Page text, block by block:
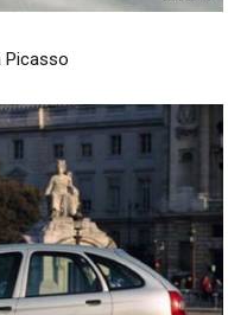
Picasso